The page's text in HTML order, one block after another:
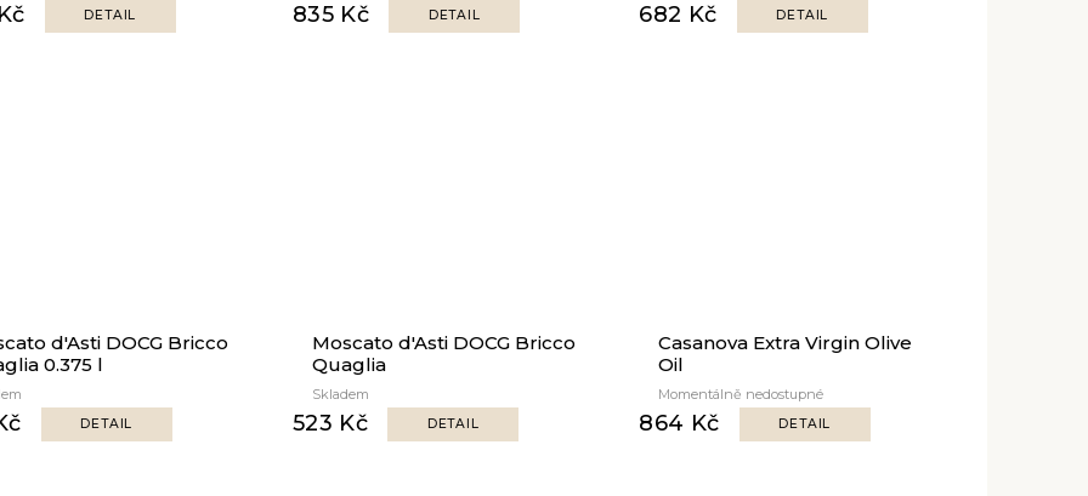
DETAIL 835 Kč DETAIL 682 Kč DETAIL
d'Asti DOCG Bricco
0.375 l
DETAIL
Moscato d'Asti DOCG Bricco
Quaglia
Skladem
523 Kč DETAIL
Casanova Extra Virgin Olive
Oil
Momentálně nedostupné
864 Kč DETAIL